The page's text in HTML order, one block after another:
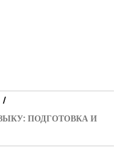
ПОДГОТОВКА И